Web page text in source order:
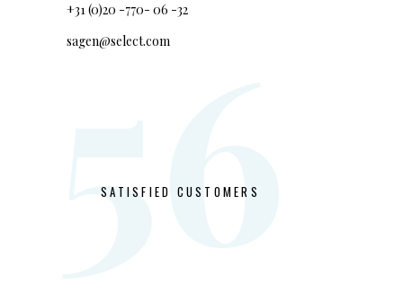
+31 (0)20 -770- 06 -32
sagen@select.com
56
SATISFIED CUSTOMERS